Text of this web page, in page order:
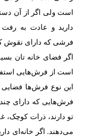
است ولی اگر از آن
دارید و عادت به
فرشی که دارای نقوش
اگر فضای خانه تان
است از فرش‌هایی
این نوع فرش‌ها
فرش‌هایی که دارای
تو دارند، ذرات کوچک،
می‌دهند. اگر خانه‌ای